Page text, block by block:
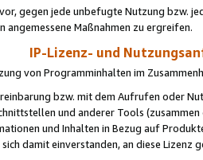
gegen jede unbefugte Nutzung bzw.
angemessene Maßnahmen zu ergreifen.
IP-Lizenz- und
von Programminhalten im
bzw. mit dem Aufrufen oder
und anderer Tools (zusammen
und Inhalten in Bezug auf
damit einverstanden, an diese Lizenz